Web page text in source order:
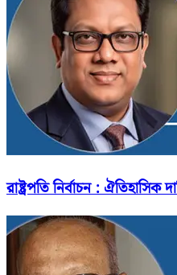
রাষ্ট্রপতি নির্বাচন : ঐতিহাসিক